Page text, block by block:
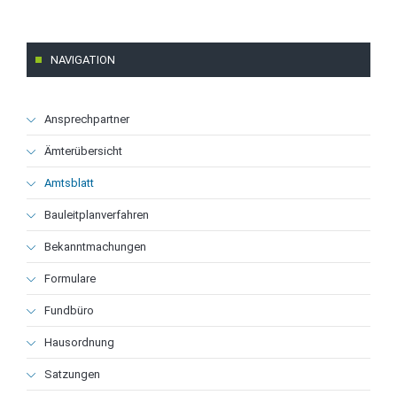
NAVIGATION
Navigation
überspringen
Ansprechpartner
Ämterübersicht
Amtsblatt
Bauleitplanverfahren
Bekanntmachungen
Formulare
Fundbüro
Hausordnung
Satzungen